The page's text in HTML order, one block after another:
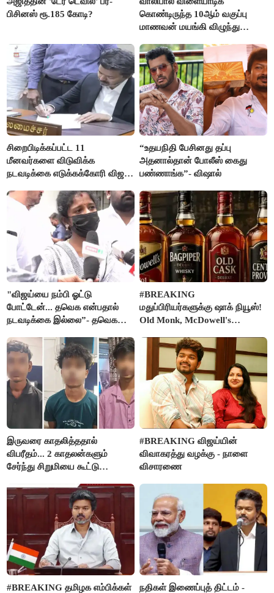
பிசினஸ் ரூ.185 கோடி?
கொண்டிருந்த 10ஆம் வகுப்பு
மாணவன் மயங்கி விழுந்து
சிறைபிடிக்கப்பட்ட 11
மீனவர்களை விடுவிக்க
நடவடிக்கை எடுக்கக்கோரி விஜய்
“உதயநிதி பேசினது தப்பு
அதனால்தான் போலீஸ் கைது
பண்ணாங்க”- விஷால்
"விஜய்யை நம்பி ஓட்டு
போட்டேன்... தவெக என்பதால்
நடவடிக்கை இல்லை”- தவெக
கதறல்
#BREAKING
மதுப்பிரியர்களுக்கு ஷாக் நியூஸ்!
Old Monk, McDowell's
FSSAI தடை
இருவரை காதலித்ததால்
விபரீதம்... 2 காதலன்களும்
சேர்ந்து சிறுமியை கூட்டு
செய்த கொடூரம்
#BREAKING விஜய்யின்
விவாகரத்து வழக்கு - நாளை
விசாரணை
#BREAKING தமிழக எம்பிக்கள்
நதிகள் இணைப்புத் திட்டம் -